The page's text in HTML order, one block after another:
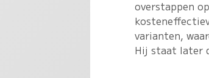
overstappen
varianten,
Hij staat later